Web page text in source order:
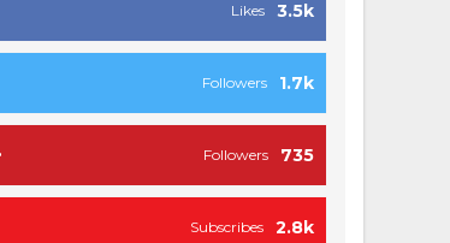
3.5k
Likes
1.7k
Followers
735
Followers
2.8k
Subscribes